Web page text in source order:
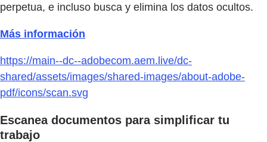
perpetua, e incluso busca y elimina los datos ocultos.
Más información
https://main--dc--adobecom.aem.live/dc-
shared/assets/images/shared-images/about-adobe-
pdf/icons/scan.svg
Escanea documentos para simplificar tu
trabajo